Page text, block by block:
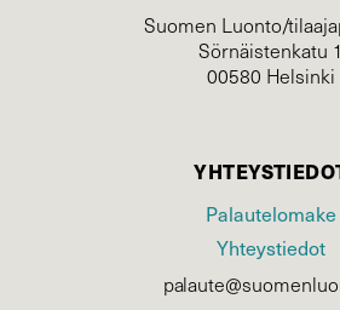
Suomen Luonto/
Sörnäistenkatu 1
00580 Helsinki
Palautelomake
Yhteystiedot